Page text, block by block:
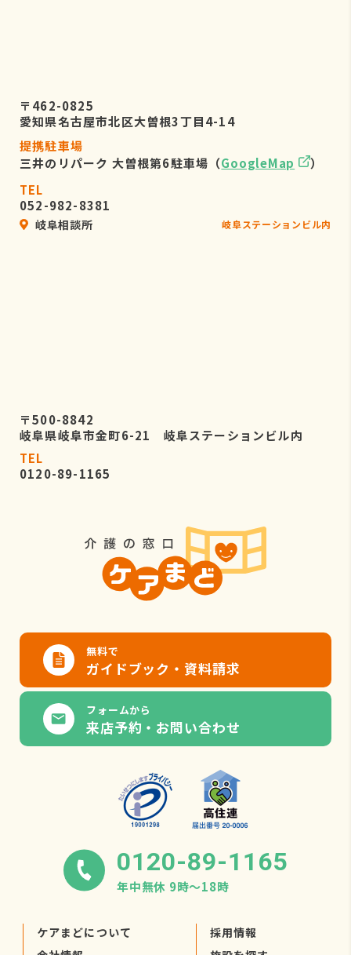
〒462-0825
愛知県名古屋市北区大曽根3丁目4-14
提携駐車場
三井のリパーク 大曽根第6駐車場（GoogleMap
）
TEL
052-982-8381
岐阜相談所 岐阜ステーションビル内
〒500-8842
岐阜県岐阜市金町6-21 岐阜ステーションビル内
TEL
0120-89-1165
無料で
ガイドブック・資料請求
フォームから
来店予約・お問い合わせ
0120-89-1165
年中無休 9時〜18時
ケアまどについて
採用情報